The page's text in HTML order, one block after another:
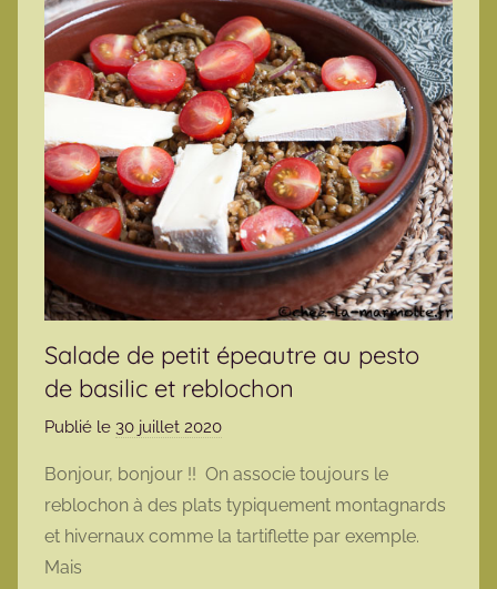
Salade de petit épeautre au pesto
de basilic et reblochon
Publié le 30 juillet 2020
r
m
a
Bonjour, bonjour !! On associe toujours le
reblochon à des plats typiquement montagnards
et hivernaux comme la tartiflette par exemple.
Mais